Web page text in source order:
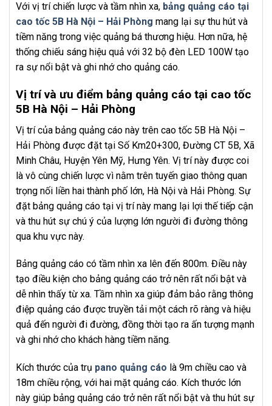
Với vị trí chiến lược và tầm nhìn xa, bảng quảng cáo tại
cao tốc 5B Hà Nội – Hải Phòng mang lại sự thu hút và
tiềm năng trong việc quảng bá thương hiệu. Hơn nữa, hệ
thống chiếu sáng hiệu quả với 32 bộ đèn LED 100W tạo
ra sự nổi bật và ghi nhớ cho quảng cáo.
Vị trí và ưu điểm bảng quảng cáo tại cao tốc
5B Hà Nội – Hải Phòng
Vị trí của bảng quảng cáo này trên cao tốc 5B Hà Nội –
Hải Phòng được đặt tại Số Km20+300, Đường CT 5B, Xã
Minh Châu, Huyện Yên Mỹ, Hưng Yên. Vị trí này được coi
là vô cùng chiến lược vì nằm trên tuyến giao thông quan
trọng nối liền hai thành phố lớn, Hà Nội và Hải Phòng. Sự
đặt bảng quảng cáo tại vị trí này mang lại lợi thế tiếp cận
và thu hút sự chú ý của lượng lớn người đi đường thông
qua khu vực này.
Bảng quảng cáo có tầm nhìn xa lên đến 800m. Điều này
tạo điều kiện cho bảng quảng cáo trở nên rất nổi bật và
dễ nhìn thấy từ xa. Tầm nhìn xa giúp đảm bảo rằng thông
điệp quảng cáo được truyền tải một cách rõ ràng và hiệu
quả đến người đi đường, đồng thời tạo ra ấn tượng mạnh
và ghi nhớ cho khách hàng tiềm năng.
Kích thước của trụ pano quảng cáo là 9m chiều cao và
18m chiều rộng, với hai mặt quảng cáo. Kích thước lớn
này giúp bảng quảng cáo trở nên rất nổi bật và thu hút sự